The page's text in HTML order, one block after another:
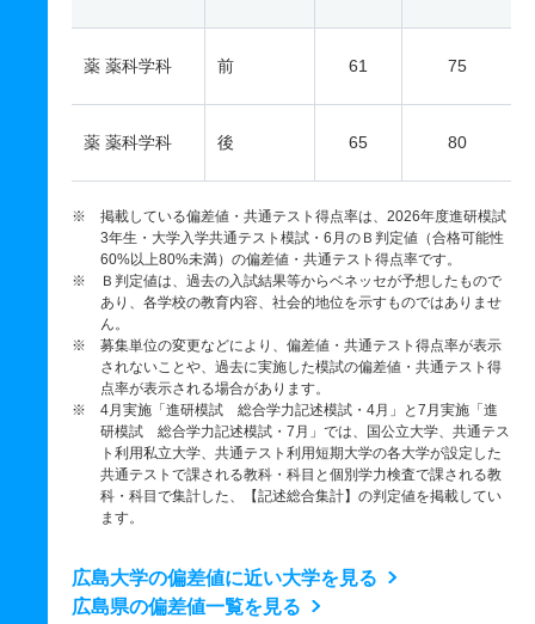
薬 薬科学科 前 61 75
薬 薬科学科 後 65 80
※ 掲載している偏差値・共通テスト得点率は、2026年度進研模試
3年生・大学入学共通テスト模試・6月のＢ判定値（合格可能性
60%以上80%未満）の偏差値・共通テスト得点率です。
※ Ｂ判定値は、過去の入試結果等からベネッセが予想したもので
あり、各学校の教育内容、社会的地位を示すものではありませ
ん。
※ 募集単位の変更などにより、偏差値・共通テスト得点率が表示
されないことや、過去に実施した模試の偏差値・共通テスト得
点率が表示される場合があります。
※ 4月実施「進研模試 総合学力記述模試・4月」と7月実施「進
研模試 総合学力記述模試・7月」では、国公立大学、共通テス
ト利用私立大学、共通テスト利用短期大学の各大学が設定した
共通テストで課される教科・科目と個別学力検査で課される教
科・科目で集計した、【記述総合集計】の判定値を掲載してい
ます。
広島大学の偏差値に近い大学を見る
広島県の偏差値一覧を見る